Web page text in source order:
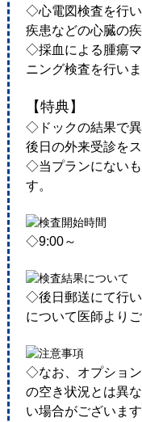
◇心電図検査を行
疾患などの心臓の
◇採血による腫瘍
ニング検査を行いま
【特典】
◇ドックの結果で
後日の外来受診を
◇当プランにない
す。
◇9:00～
◇後日郵送にて行
について医師より
◇なお、オプショ
の空き状況とは異
い場合がございま